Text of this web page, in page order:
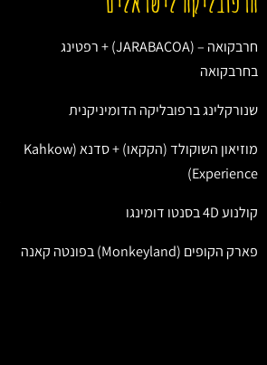
חרבקואה – (JARABACOA) + רפטינג
בחרבקואה
שנורקלינג ברפובליקה הדומיניקנית
מוזיאון השוקולד (הקקאו) + סדנא (Kahkow
Experience)
קולנוע 4D בסנטו דומינגו
פארק הקופים (Monkeyland) בפונטה קאנה